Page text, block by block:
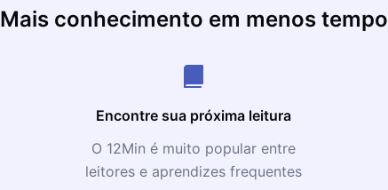
Mais conhecimento em menos tempo
Encontre sua próxima leitura
O 12Min é muito popular entre
leitores e aprendizes frequentes